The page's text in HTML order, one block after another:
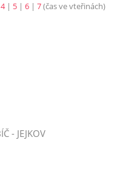
4| 5 | 6 | 7(čas ve vteřinách)
- JEJKOV